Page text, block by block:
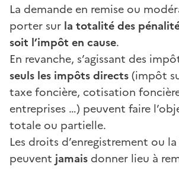
La demande en remise ou
porter sur la totalité des
soit l’impôt en cause.
En revanche, s’agissant des
seuls les impôts directs(impôt
taxe foncière, cotisation
entreprises …) peuvent faire
totale ou partielle.
Les droits d’enregistrement ou
peuvent jamais donner lieu à